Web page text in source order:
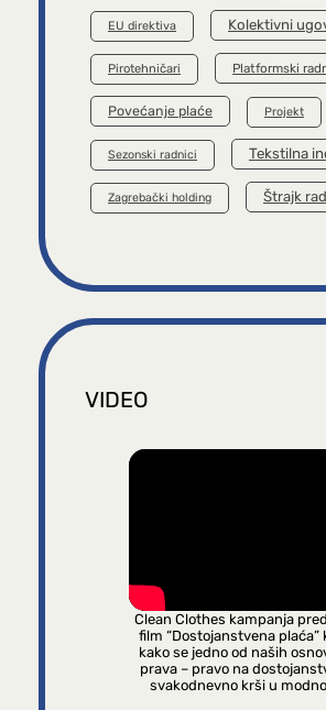
EU direktiva Kolektivni
Pirotehničari Platformski
Povećanje plaće Projekt
Sezonski radnici Tekstilna
Zagrebački holding Štrajk
VIDEO
Clean Clothes kampanja
film “Dostojanstvena plaća”
kako se jedno od naših
prava – pravo na
svakodnevno krši u